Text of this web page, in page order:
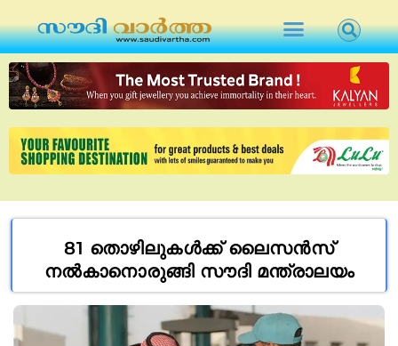
81 തൊഴിലുകൾക്ക് ലൈസൻസ്
നൽകാനൊരുങ്ങി സൗദി മന്ത്രാലയം